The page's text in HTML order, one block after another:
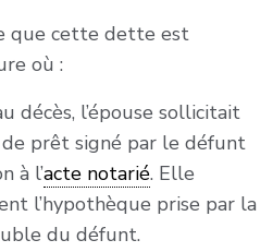
la valeur des sommes
s’était réservé l’usufruit
dont le défunt s’était
de cession.
de la constitution de
sur les droits dus par le
donner lieu à
que cette dette est
où :
décès, l’épouse sollicitait
prêt signé par le défunt
à l’acte notarié. Elle
l’hypothèque prise par la
du défunt.